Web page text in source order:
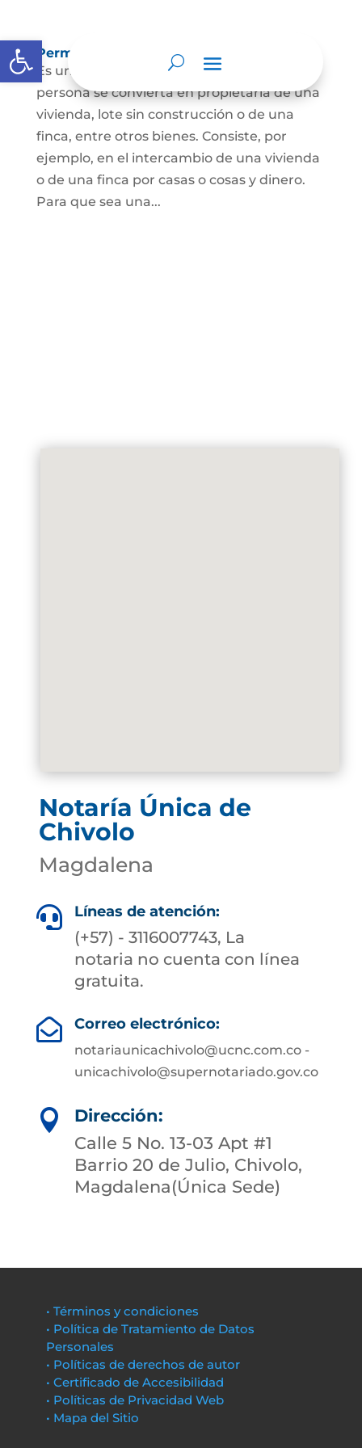
Abrir barra de herramientas
Permuta de Inmuebles
Es uno de los contratos para que una
persona se convierta en propietaria de una
vivienda, lote sin construcción o de una
finca, entre otros bienes. Consiste, por
ejemplo, en el intercambio de una vivienda
o de una finca por casas o cosas y dinero.
Para que sea una...
Notaría Única de
Chivolo
Magdalena
 Líneas de atención:
(+57) - 3116007743, La
notaria no cuenta con línea
gratuita.
 Correo electrónico:
notariaunicachivolo@ucnc.com.co -
unicachivolo@supernotariado.gov.co

Dirección:
Calle 5 No. 13-03 Apt #1
Barrio 20 de Julio, Chivolo,
Magdalena(Única Sede)
• Términos y condiciones
• Política de Tratamiento de Datos
Personales
• Políticas de derechos de autor
• Certificado de Accesibilidad
• Políticas de Privacidad Web
• Mapa del Sitio